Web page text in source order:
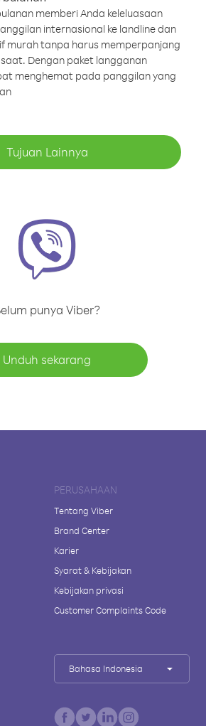
memberi Anda keleluasaan
internasional ke landline dan
murah tanpa harus memperpanjang
Dengan paket langganan
menghemat pada panggilan yang
Tujuan Lainnya
punya Viber?
Unduh sekarang
PERUSAHAAN
Tentang Viber
Brand Center
Karier
Syarat & Kebijakan
Kebijakan privasi
Customer Complaints Code
Bahasa Indonesia